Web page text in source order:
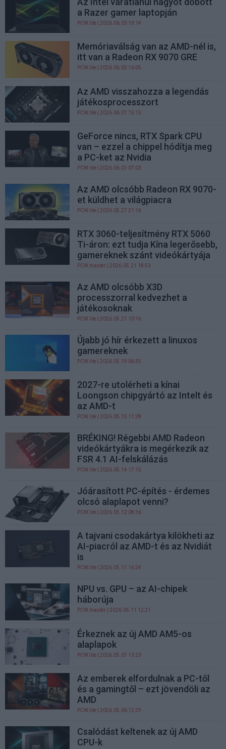
a Razer gamer laptopján
PCW.lite | 2026.06.03 19:14
Memóriaválság van az AMD-nél is,
itt van a Radeon RX 9070 GRE
PCW.lite | 2026.06.03 16:05
Az AMD visszahozza a legendás
játékosprocesszort
PCW.lite | 2026.06.01 15:15
GeForce nincs, RTX Spark CPU
van – ezzel a chippel hódítja meg
a PC-ket az Nvidia
PCW.lite | 2026.06.01 07:03
Az AMD olcsóbb Radeon RX 9070-
et küldhet a világpiacra
PCW.lite | 2026.05.27 21:14
RTX 3060-teljesítmény RTX 5060
Ti-áron: ezt tudja Kína legerősebb,
gamereknek szánt videókártyája
PCW.master | 2026.05.21 18:53
Az AMD olcsóbb X3D
processzorral kedvezhet a
játékosoknak
PCW.lite | 2026.05.21 10:16
Újabb jó hír érkezett a linuxos
gamereknek
PCW.lite | 2026.05.19 06:35
2027-re utolérheti a kínai
Loongson chipgyártó az Intelt és
az AMD-t
PCW.lite | 2026.05.15 11:28
BRÉKING! Régebbi AMD Radeon
videókártyákra is megérkezik az
FSR 4.1 AI-felskálázás
PCW.lite | 2026.05.14 17:15
Jóárasított PC-építés - érdemes
olcsó alaplapot venni?
PCW.lite | 2026.05.12 08:36
A tajvani csodakártya kilökheti az
AI-piacról az AMD-t és az Nvidiát
is
PCW.lite | 2026.05.11 16:24
NPU vs. GPU – az AI-chipek
háborúja
PCW.master | 2026.05.11 12:21
Érkeznek az új AMD AM5-os
alaplapok
PCW.lite | 2026.05.07 13:23
Az emberek elfordulnak a PC-től
és a gamingtől – ezt jövendöli az
AMD
PCW.lite | 2026.05.06 12:29
Csalódást keltenek az új AMD
CPU-k